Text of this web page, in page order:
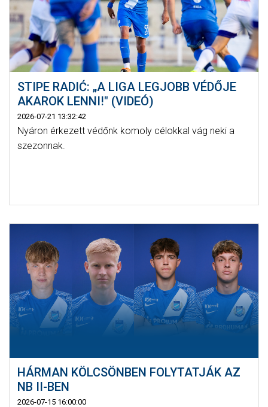
STIPE RADIĆ: „A LIGA LEGJOBB VÉDŐJE
AKAROK LENNI!" (VIDEÓ)
2026-07-21 13:32:42
Nyáron érkezett védőnk komoly célokkal vág neki a
szezonnak.
HÁRMAN KÖLCSÖNBEN FOLYTATJÁK AZ
NB II-BEN
2026-07-15 16:00:00